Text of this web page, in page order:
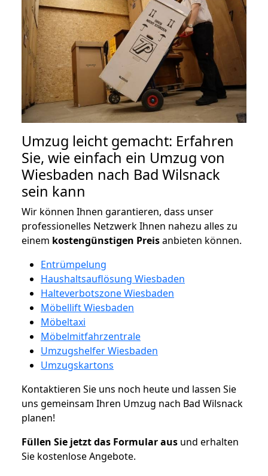
Umzug leicht gemacht: Erfahren
Sie, wie einfach ein Umzug von
Wiesbaden nach Bad Wilsnack
sein kann
Wir können Ihnen garantieren, dass unser
professionelles Netzwerk Ihnen nahezu alles zu
einem kostengünstigen Preisanbieten können.
Entrümpelung
Haushaltsauflösung Wiesbaden
Halteverbotszone Wiesbaden
Möbellift Wiesbaden
Möbeltaxi
Möbelmitfahrzentrale
Umzugshelfer Wiesbaden
Umzugskartons
Kontaktieren Sie uns noch heute und lassen Sie
uns gemeinsam Ihren Umzug nach Bad Wilsnack
planen!
Füllen Sie jetzt das Formular aus und erhalten
Sie kostenlose Angebote.